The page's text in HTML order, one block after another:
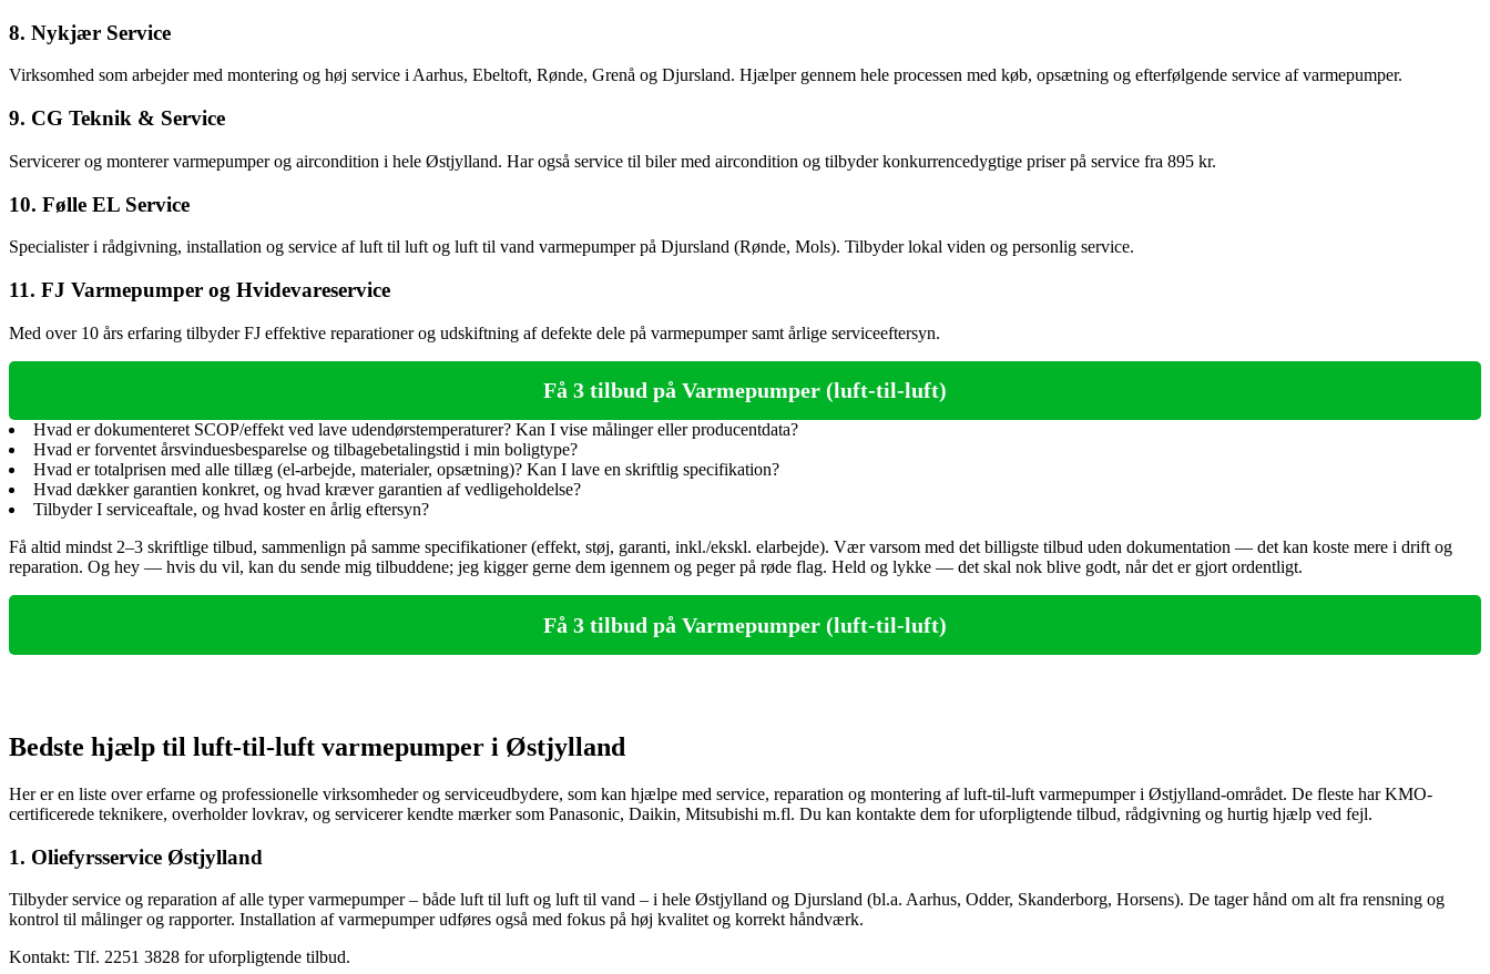
8. Nykjær Service
Virksomhed som arbejder med montering og høj service i Aarhus, Ebeltoft, Rønde, Grenå og Djursland. Hjælper gennem hele processen med køb, opsætning og efterfølgende service af varmepumper.
9. CG Teknik & Service
Servicerer og monterer varmepumper og aircondition i hele Østjylland. Har også service til biler med aircondition og tilbyder konkurrencedygtige priser på service fra 895 kr.
10. Følle EL Service
Specialister i rådgivning, installation og service af luft til luft og luft til vand varmepumper på Djursland (Rønde, Mols). Tilbyder lokal viden og personlig service.
11. FJ Varmepumper og Hvidevareservice
Med over 10 års erfaring tilbyder FJ effektive reparationer og udskiftning af defekte dele på varmepumper samt årlige serviceeftersyn.
Få 3 tilbud på Varmepumper (luft-til-luft)
Hvad er dokumenteret SCOP/effekt ved lave udendørstemperaturer? Kan I vise målinger eller producentdata?
Hvad er forventet årsvinduesbesparelse og tilbagebetalingstid i min boligtype?
Hvad er totalprisen med alle tillæg (el‑arbejde, materialer, opsætning)? Kan I lave en skriftlig specifikation?
Hvad dækker garantien konkret, og hvad kræver garantien af vedligeholdelse?
Tilbyder I serviceaftale, og hvad koster en årlig eftersyn?
Få altid mindst 2–3 skriftlige tilbud, sammenlign på samme specifikationer (effekt, støj, garanti, inkl./ekskl. elarbejde). Vær varsom med det billigste tilbud uden dokumentation — det kan koste mere i drift og
reparation. Og hey — hvis du vil, kan du sende mig tilbuddene; jeg kigger gerne dem igennem og peger på røde flag. Held og lykke — det skal nok blive godt, når det er gjort ordentligt.
Få 3 tilbud på Varmepumper (luft-til-luft)
Bedste hjælp til luft-til-luft varmepumper i Østjylland
Her er en liste over erfarne og professionelle virksomheder og serviceudbydere, som kan hjælpe med service, reparation og montering af luft-til-luft varmepumper i Østjylland-området. De fleste har KMO-
certificerede teknikere, overholder lovkrav, og servicerer kendte mærker som Panasonic, Daikin, Mitsubishi m.fl. Du kan kontakte dem for uforpligtende tilbud, rådgivning og hurtig hjælp ved fejl.
1. Oliefyrsservice Østjylland
Tilbyder service og reparation af alle typer varmepumper – både luft til luft og luft til vand – i hele Østjylland og Djursland (bl.a. Aarhus, Odder, Skanderborg, Horsens). De tager hånd om alt fra rensning og
kontrol til målinger og rapporter. Installation af varmepumper udføres også med fokus på høj kvalitet og korrekt håndværk.
Kontakt: Tlf. 2251 3828 for uforpligtende tilbud.